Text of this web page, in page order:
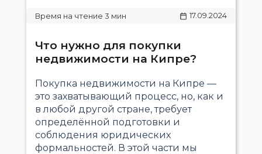
17.09.2024
Что нужно для покупки
недвижимости на Кипре?
Покупка недвижимости на Кипре —
это захватывающий процесс, но, как и
в любой другой стране, требует
определённой подготовки и
соблюдения юридических
формальностей. В этой части мы